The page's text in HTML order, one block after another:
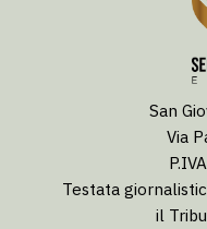
San
Via
Testata
il